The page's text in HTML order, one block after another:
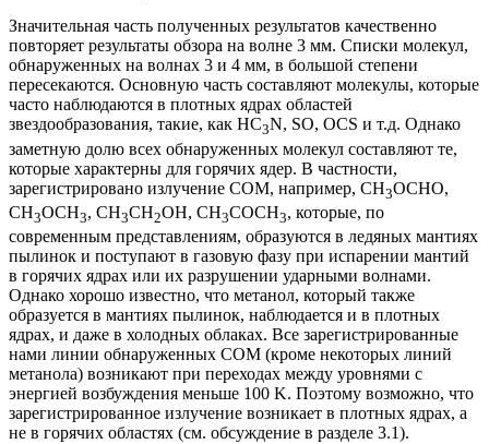
Значительная часть полученных результатов качественно
повторяет результаты обзора на волне 3 мм. Списки молекул,
обнаруженных на волнах 3 и 4 мм, в большой степени
пересекаются. Основную часть составляют молекулы, которые
часто наблюдаются в плотных ядрах областей
звездообразования, такие, как HC3N, SO, OCS и т.д. Однако
заметную долю всех обнаруженных молекул составляют те,
которые характерны для горячих ядер. В частности,
зарегистрировано излучение СОМ, например, CH3OCHO,
CH3OCH3, CH3CH2OH, CH3COCH3, которые, по
современным представлениям, образуются в ледяных мантиях
пылинок и поступают в газовую фазу при испарении мантий
в горячих ядрах или их разрушении ударными волнами.
Однако хорошо известно, что метанол, который также
образуется в мантиях пылинок, наблюдается и в плотных
ядрах, и даже в холодных облаках. Все зарегистрированные
нами линии обнаруженных СОМ (кроме некоторых линий
метанола) возникают при переходах между уровнями с
энергией возбуждения меньше 100 K. Поэтому возможно, что
зарегистрированное излучение возникает в плотных ядрах, а
не в горячих областях (см. обсуждение в разделе 3.1).